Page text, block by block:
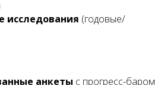
исследования (годовые/
анкеты с прогресс-баром